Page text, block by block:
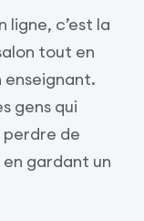
ligne, c’est la
tout en
enseignant.
gens qui
perdre de
gardant un